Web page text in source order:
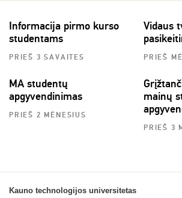
Informacija pirmo kurso
studentams
PRIEŠ 3 SAVAITES
Vidaus
PRIEŠ
MA studentų
apgyvendinimas
PRIEŠ 2 MĖNESIUS
mainų
PRIEŠ 3
Kauno technologijos universitetas